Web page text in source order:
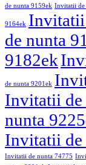
de nunta 9159ek Invitatii de
9164ek Invitatii
de nunta
9182ek
de nunta 9201ek
Invitatii de
nunta
Invitatii de
Invitatii de nunta 74775